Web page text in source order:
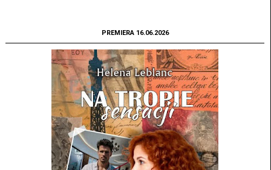
PREMIERA 16.06.2026